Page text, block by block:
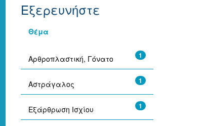
Εξερευνήστε
Θέμα
1
Αρθροπλαστική, Γόνατο
1
Αστράγαλος
1
Εξάρθρωση Ισχίου